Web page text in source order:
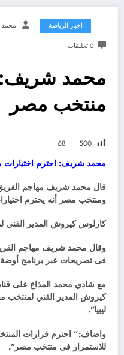
اخبار الرياضة محمد
0 تعليقات
محمد شريف:
منتخب مصر
500
68
محمد شريف: احترم
قال محمد شريف مهاجم الفريق
ومنتخب مصر أنه يحترم
كارلوس كيروش المدير الفني
وقال محمد شريف مهاجم الفريق
فى تصريحات عبر برنامج
مع شادي محمد المذاع على
كيروش المدير الفني لمنتخب
ليبيا”.
واضاف:” احترم قرارات
للاستمرار فى منتخب مصر”.